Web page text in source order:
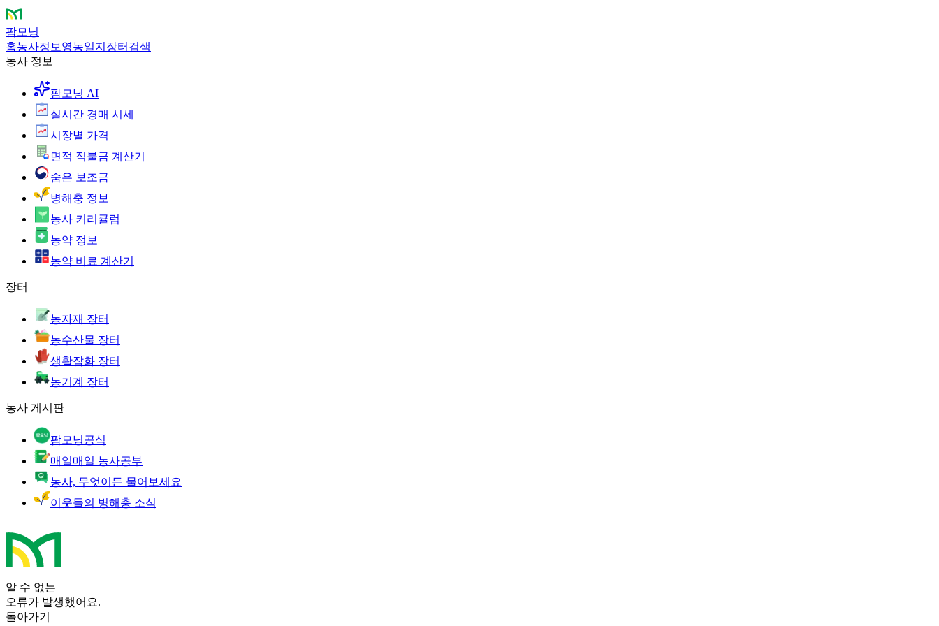
팜모닝
홈농사정보 영농일지 장터 검색
농사 정보
팜모닝 AI
실시간 경매 시세
시장별 가격
면적 직불금 계산기
숨은 보조금
병해충 정보
농사 커리큘럼
농약 정보
농약 비료 계산기
장터
농자재 장터
농수산물 장터
생활잡화 장터
농기계 장터
농사 게시판
팜모닝공식
매일매일 농사공부
농사, 무엇이든 물어보세요
이웃들의 병해충 소식
알 수 없는
오류가 발생했어요.
돌아가기